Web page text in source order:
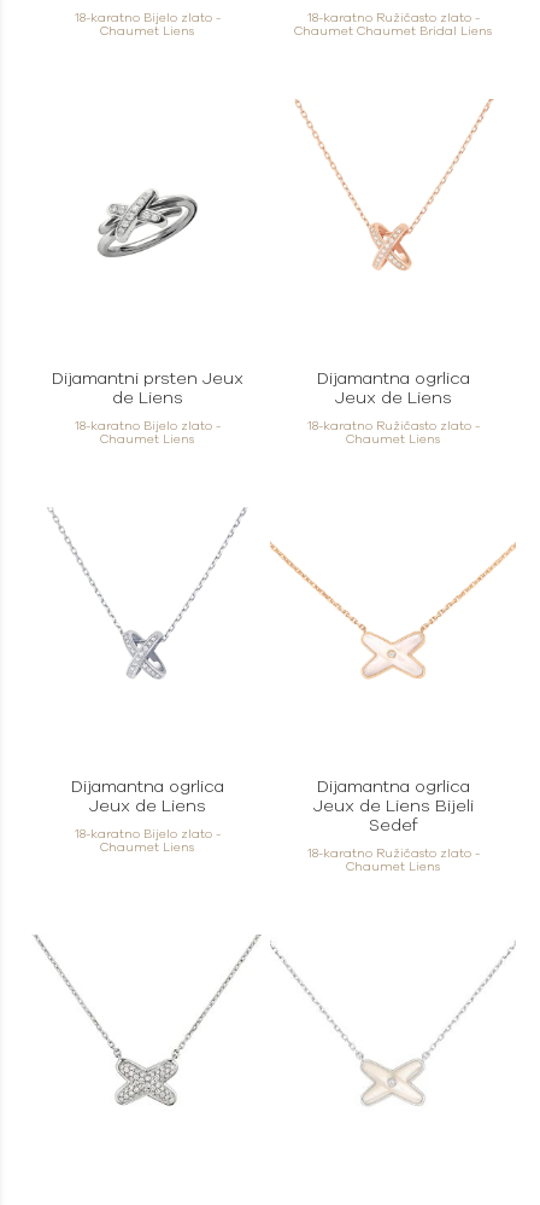
18-karatno Bijelo zlato -
Chaumet Liens
18-karatno Ružičasto zlato -
Chaumet Chaumet Bridal Liens
Dijamantni prsten Jeux
de Liens
18-karatno Bijelo zlato -
Chaumet Liens
Dijamantna ogrlica
Jeux de Liens
18-karatno Ružičasto zlato -
Chaumet Liens
Dijamantna ogrlica
Jeux de Liens
18-karatno Bijelo zlato -
Chaumet Liens
Dijamantna ogrlica
Jeux de Liens Bijeli
Sedef
18-karatno Ružičasto zlato -
Chaumet Liens